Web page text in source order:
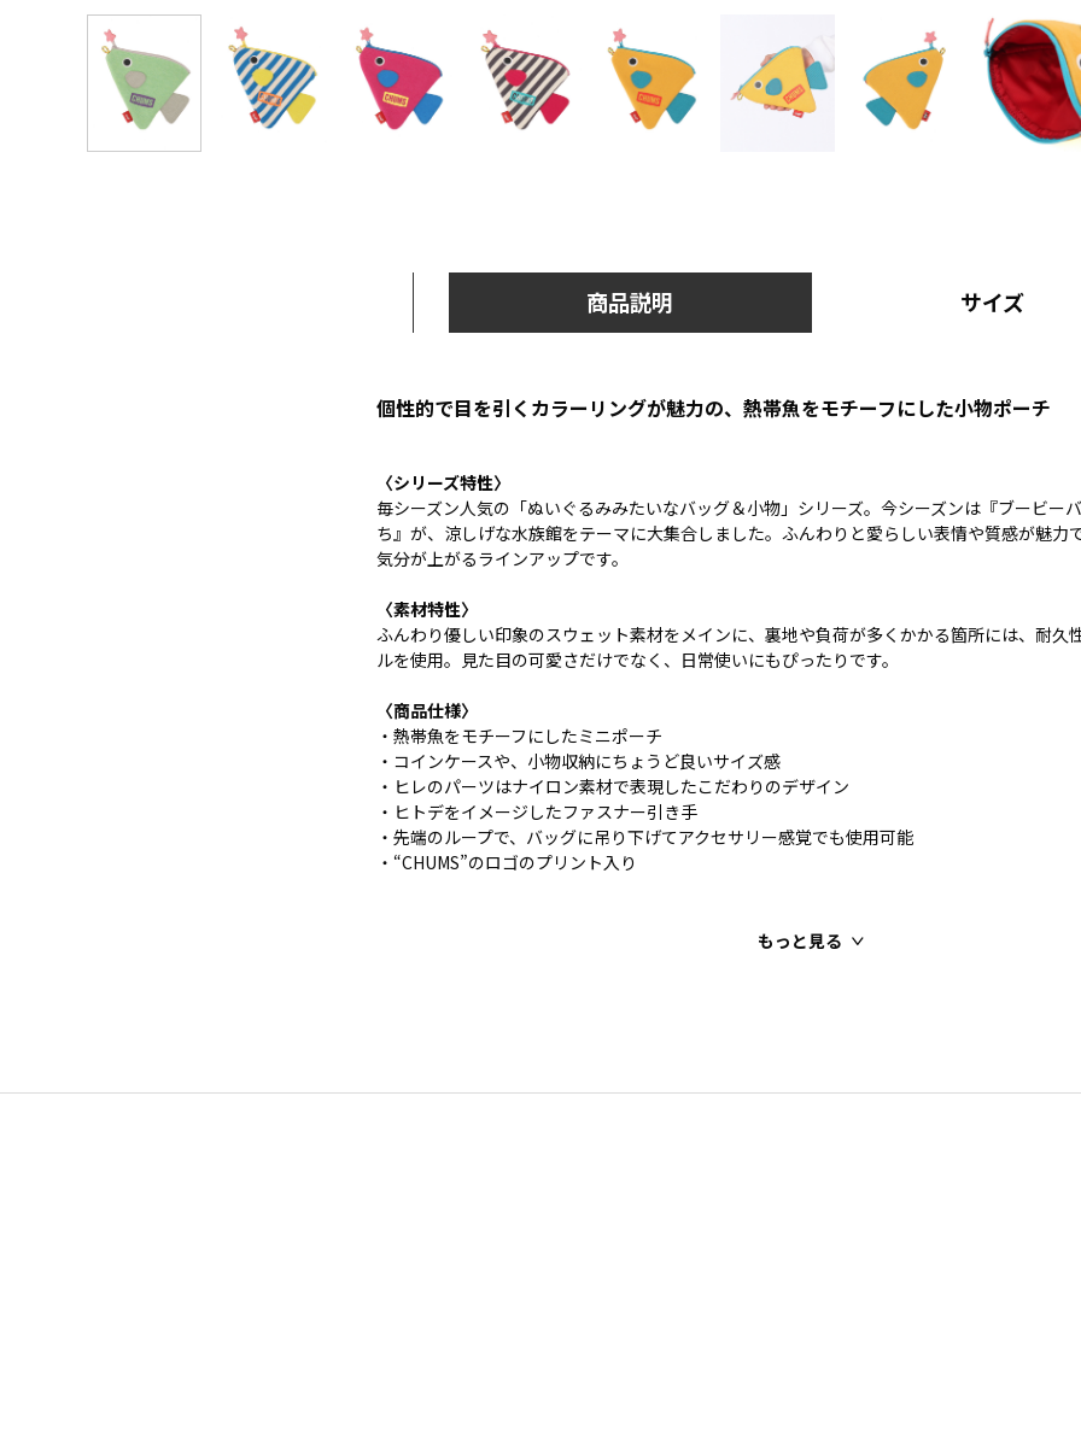
商品説明 サイズ
個性的で目を引くカラーリングが魅力の、熱帯魚をモチーフにした小物ポーチ
〈シリーズ特性〉
毎シーズン人気の「ぬいぐるみみたいなバッグ＆小物」シリーズ。今シーズンは『ブービー
ち』が、涼しげな水族館をテーマに大集合しました。ふんわりと愛らしい表情や質感が魅力
気分が上がるラインアップです。
〈素材特性〉
ふんわり優しい印象のスウェット素材をメインに、裏地や負荷が多くかかる箇所には、耐久
ルを使用。見た目の可愛さだけでなく、日常使いにもぴったりです。
〈商品仕様〉
・熱帯魚をモチーフにしたミニポーチ
・コインケースや、小物収納にちょうど良いサイズ感
・ヒレのパーツはナイロン素材で表現したこだわりのデザイン
・ヒトデをイメージしたファスナー引き手
・先端のループで、バッグに吊り下げてアクセサリー感覚でも使用可能
・“CHUMS”のロゴのプリント入り
もっと見る